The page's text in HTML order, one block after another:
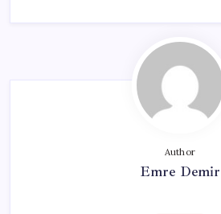
Author
Emre Demir